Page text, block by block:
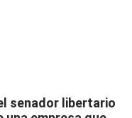
senador libertario